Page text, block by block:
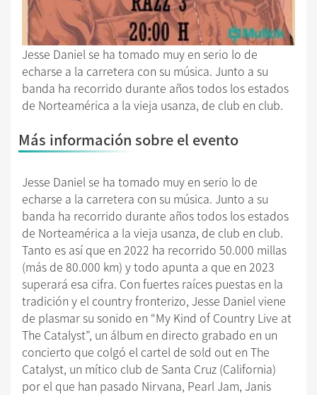
Jesse Daniel se ha tomado muy en serio lo de
echarse a la carretera con su música. Junto a su
banda ha recorrido durante años todos los estados
de Norteamérica a la vieja usanza, de club en club.
Más información sobre el evento
Jesse Daniel se ha tomado muy en serio lo de
echarse a la carretera con su música. Junto a su
banda ha recorrido durante años todos los estados
de Norteamérica a la vieja usanza, de club en club.
Tanto es así que en 2022 ha recorrido 50.000 millas
(más de 80.000 km) y todo apunta a que en 2023
superará esa cifra. Con fuertes raíces puestas en la
tradición y el country fronterizo, Jesse Daniel viene
de plasmar su sonido en “My Kind of Country Live at
The Catalyst”, un álbum en directo grabado en un
concierto que colgó el cartel de sold out en The
Catalyst, un mítico club de Santa Cruz (California)
por el que han pasado Nirvana, Pearl Jam, Janis